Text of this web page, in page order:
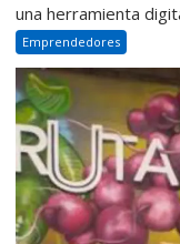
una herramienta
Emprendedores